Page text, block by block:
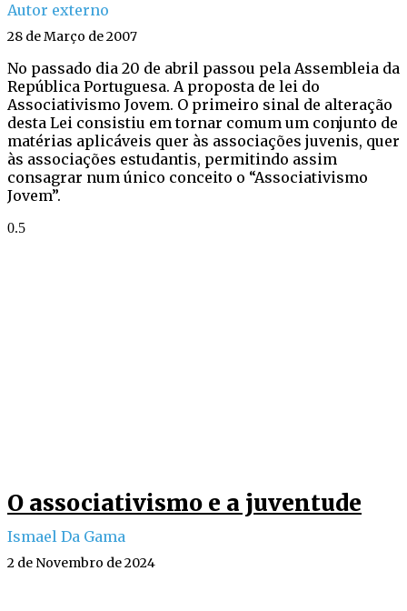
Autor externo
28 de Março de 2007
No passado dia 20 de abril passou pela Assembleia da
República Portuguesa. A proposta de lei do
Associativismo Jovem. O primeiro sinal de alteração
desta Lei consistiu em tornar comum um conjunto de
matérias aplicáveis quer às associações juvenis, quer
às associações estudantis, permitindo assim
consagrar num único conceito o “Associativismo
Jovem”.
O associativismo e a juventude
Ismael Da Gama
2 de Novembro de 2024